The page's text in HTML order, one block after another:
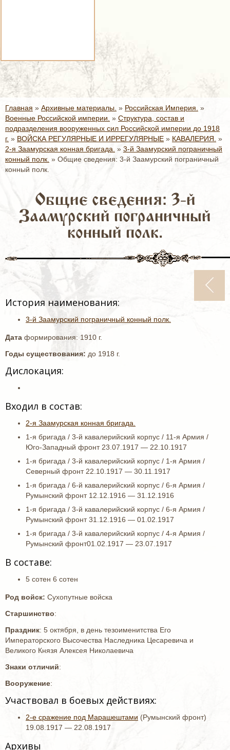
Главная » Архивные материалы. » Российская Империя. »
Военные Российской империи. » Структура, состав и
подразделения вооруженных сил Российской империи до 1918
г. » ВОЙСКА РЕГУЛЯРНЫЕ И ИРРЕГУЛЯРНЫЕ » КАВАЛЕРИЯ. »
2-я Заамурская конная бригада. » 3-й Заамурский пограничный
конный полк. » Общие сведения: 3-й Заамурский пограничный
конный полк.
Общие сведения: 3-й
Заамурский пограничный
конный полк.
История наименования:
3-й Заамурский пограничный конный полк.
Дата формирования: 1910 г.
Годы существования: до 1918 г.
Дислокация:
Входил в состав:
2-я Заамурская конная бригада.
1-я бригада / 3-й кавалерийский корпус / 11-я Армия /
Юго-Западный фронт 23.07.1917 — 22.10.1917
1-я бригада / 3-й кавалерийский корпус / 1-я Армия /
Северный фронт 22.10.1917 — 30.11.1917
1-я бригада / 6-й кавалерийский корпус / 6-я Армия /
Румынский фронт 12.12.1916 — 31.12.1916
1-я бригада / 3-й кавалерийский корпус / 6-я Армия /
Румынский фронт 31.12.1916 — 01.02.1917
1-я бригада / 3-й кавалерийский корпус / 4-я Армия /
Румынский фронт01.02.1917 — 23.07.1917
В составе:
5 сотен 6 сотен
Род войск: Сухопутные войска
Старшинство:
Праздник: 5 октября, в день тезоименитства Его
Императорского Высочества Наследника Цесаревича и
Великого Князя Алексея Николаевича
Знаки отличий:
Вооружение:
Участвовал в боевых действиях:
2-е сражение под Марашештами (Румынский фронт)
19.08.1917 — 22.08.1917
Архивы